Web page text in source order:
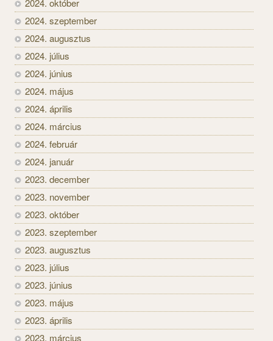
2024. október
2024. szeptember
2024. augusztus
2024. július
2024. június
2024. május
2024. április
2024. március
2024. február
2024. január
2023. december
2023. november
2023. október
2023. szeptember
2023. augusztus
2023. július
2023. június
2023. május
2023. április
2023. március